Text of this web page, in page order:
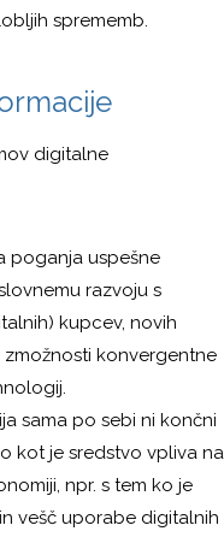
sprememb.
digitalne
poganja uspešne
razvoju s
kupcev, novih
konvergentne
sama po sebi ni končni
kot je sredstvo vpliva na
npr. s tem ko je
vešč uporabe digitalnih